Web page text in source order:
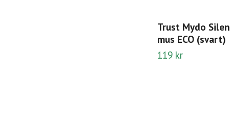
Trust Mydo
mus ECO (svart)
119 kr